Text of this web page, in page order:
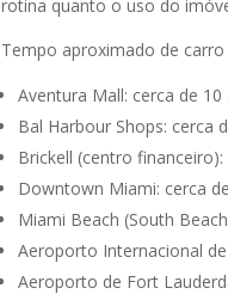
rotina quanto o uso do
Tempo aproximado de
Aventura Mall: cerca de
Bal Harbour Shops: cerca
Brickell (centro
Downtown Miami: cerca
Miami Beach (South
Aeroporto Internacional
Aeroporto de Fort